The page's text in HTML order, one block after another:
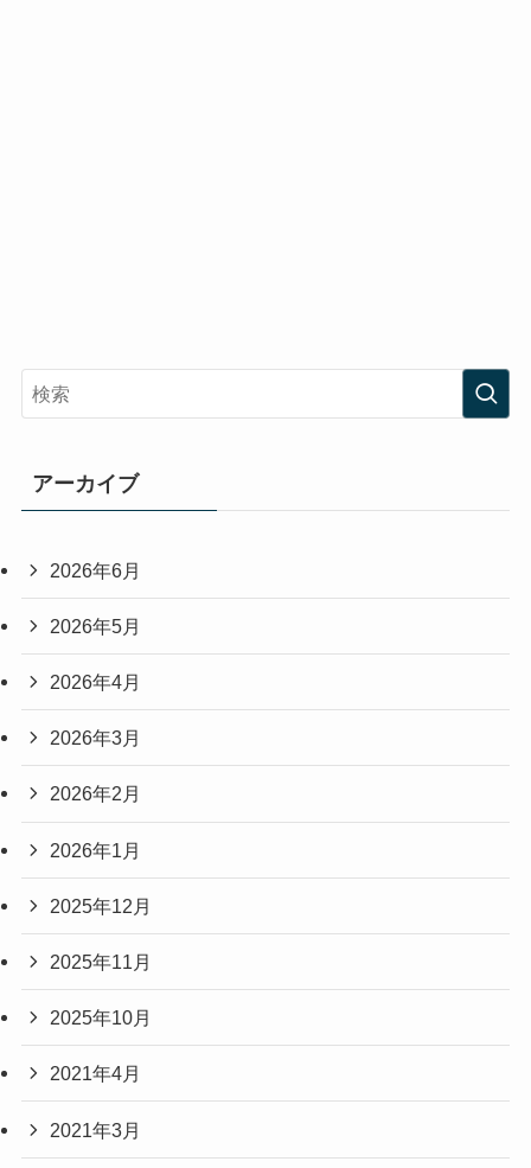
アーカイブ
2026年6月
2026年5月
2026年4月
2026年3月
2026年2月
2026年1月
2025年12月
2025年11月
2025年10月
2021年4月
2021年3月